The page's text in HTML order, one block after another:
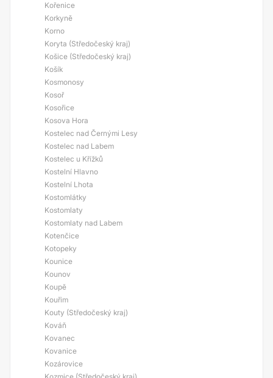
Kořenice
Korkyně
Korno
Koryta (Středočeský kraj)
Košice (Středočeský kraj)
Košík
Kosmonosy
Kosoř
Kosořice
Kosova Hora
Kostelec nad Černými Lesy
Kostelec nad Labem
Kostelec u Křížků
Kostelní Hlavno
Kostelní Lhota
Kostomlátky
Kostomlaty
Kostomlaty nad Labem
Kotenčice
Kotopeky
Kounice
Kounov
Koupě
Kouřim
Kouty (Středočeský kraj)
Kováň
Kovanec
Kovanice
Kozárovice